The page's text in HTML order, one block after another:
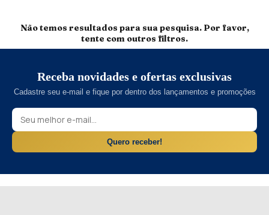
Não temos resultados para sua pesquisa. Por favor,
tente com outros filtros.
Receba novidades e ofertas exclusivas
Cadastre seu e-mail e fique por dentro dos lançamentos e promoções
Quero receber!